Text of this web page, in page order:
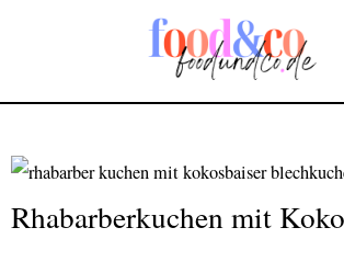
Rhabarberkuchen mit